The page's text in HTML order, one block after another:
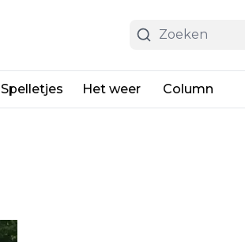
Spelletjes Het weer Column